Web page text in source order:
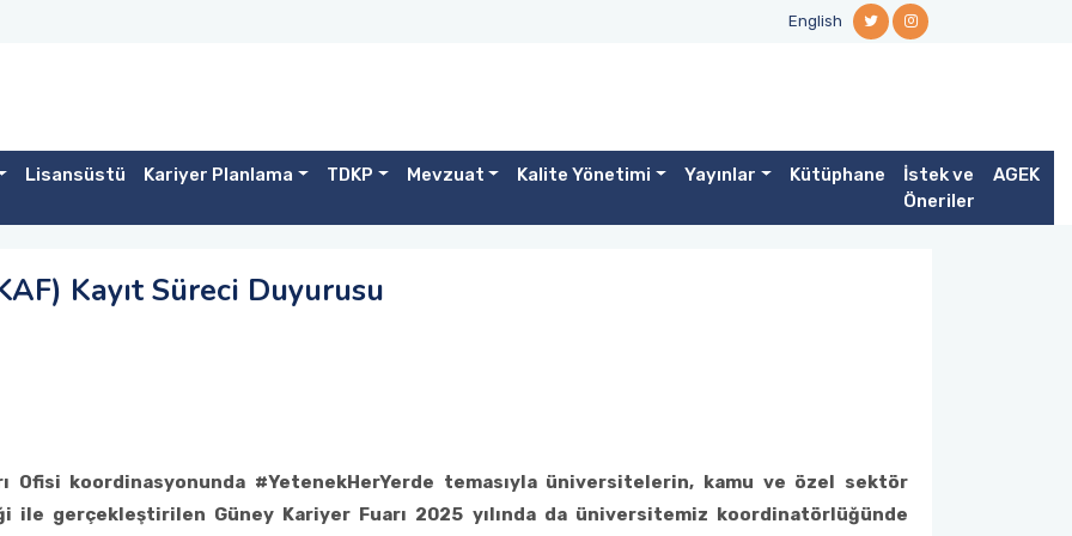
English
Lisansüstü Kariyer Planlama TDKP Mevzuat Kalite Yönetimi Yayınlar Kütüphane
İstek ve
Öneriler
AGEK
Kayıt Süreci Duyurusu
Ofisi koordinasyonunda #YetenekHerYerde temasıyla üniversitelerin, kamu ve özel sektör
ile gerçekleştirilen Güney Kariyer Fuarı 2025 yılında da üniversitemiz koordinatörlüğünde